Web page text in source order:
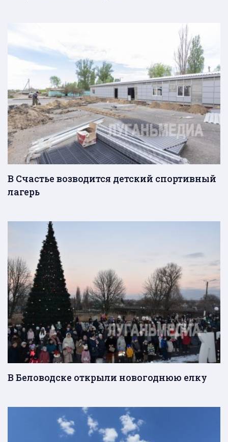
В Счастье возводится детский спортивный
лагерь
В Беловодске открыли новогоднюю елку